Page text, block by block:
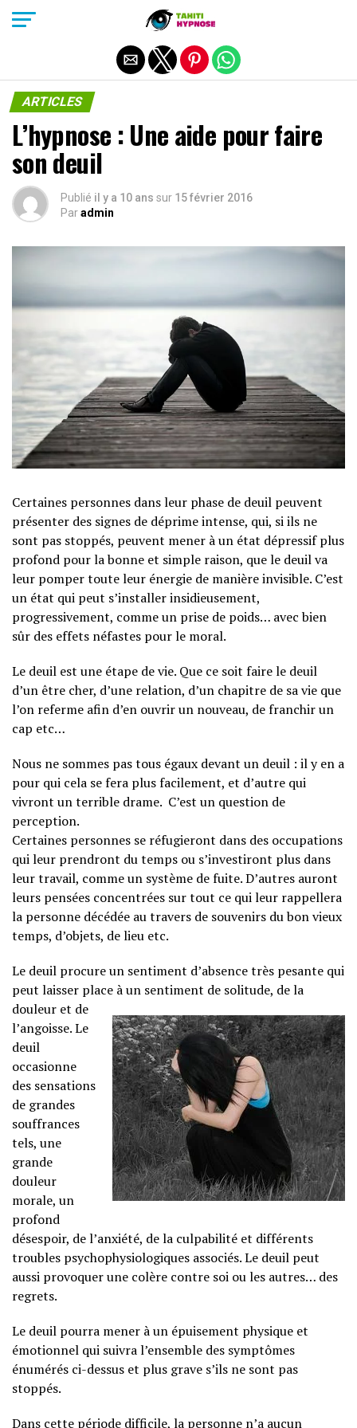
ARTICLES
L’hypnose : Une aide pour faire
son deuil
Publié il y a 10 ans sur 15 février 2016
Paradmin
Certaines personnes dans leur phase de deuil peuvent
présenter des signes de déprime intense, qui, si ils ne
sont pas stoppés, peuvent mener à un état dépressif plus
profond pour la bonne et simple raison, que le deuil va
leur pomper toute leur énergie de manière invisible. C’est
un état qui peut s’installer insidieusement,
progressivement, comme un prise de poids… avec bien
sûr des effets néfastes pour le moral.
Le deuil est une étape de vie. Que ce soit faire le deuil
d’un être cher, d’une relation, d’un chapitre de sa vie que
l’on referme afin d’en ouvrir un nouveau, de franchir un
cap etc…
Nous ne sommes pas tous égaux devant un deuil : il y en a
pour qui cela se fera plus facilement, et d’autre qui
vivront un terrible drame. C’est un question de
perception.
Certaines personnes se réfugieront dans des occupations
qui leur prendront du temps ou s’investiront plus dans
leur travail, comme un système de fuite. D’autres auront
leurs pensées concentrées sur tout ce qui leur rappellera
la personne décédée au travers de souvenirs du bon vieux
temps, d’objets, de lieu etc.
Le deuil procure un sentiment d’absence très pesante qui
peut laisser place à un sentiment de solitude, de la
douleur et de
l’angoisse. Le
deuil
occasionne
des sensations
de grandes
souffrances
tels, une
grande
douleur
morale, un
profond
désespoir, de l’anxiété, de la culpabilité et différents
troubles psychophysiologiques associés. Le deuil peut
aussi provoquer une colère contre soi ou les autres… des
regrets.
Le deuil pourra mener à un épuisement physique et
émotionnel qui suivra l’ensemble des symptômes
énumérés ci-dessus et plus grave s’ils ne sont pas
stoppés.
Dans cette période difficile, la personne n’a aucun
Quitter la version mobile